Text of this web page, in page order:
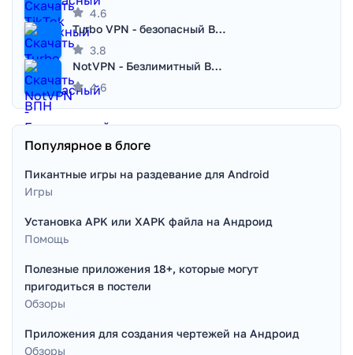
4.6
Turbo VPN - безопасный ВПН
3.8
NotVPN - Безлимитный ВПН | VPN
4.6
Популярное в блоге
Пикантные игры на раздевание для Android
Игры
Установка APK или XAPK файла на Андроид
Помощь
Полезные приложения 18+, которые могут
пригодиться в постели
Обзоры
Приложения для создания чертежей на Андроид
Обзоры